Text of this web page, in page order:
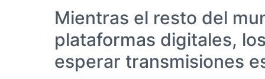
Mientras el resto del
plataformas digitales,
esperar transmisiones